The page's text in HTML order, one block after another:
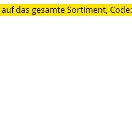
auf das gesamte Sortiment, Code: